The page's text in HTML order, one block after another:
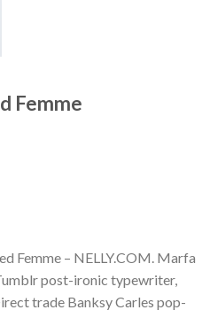
Femme
Femme – NELLY.COM. Marfa
post-ironic typewriter,
trade Banksy Carles pop-